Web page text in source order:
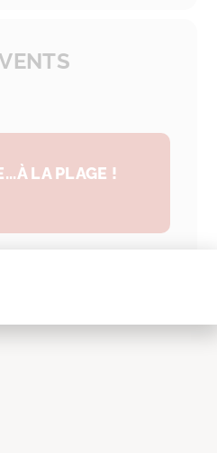
LA PLAGE !